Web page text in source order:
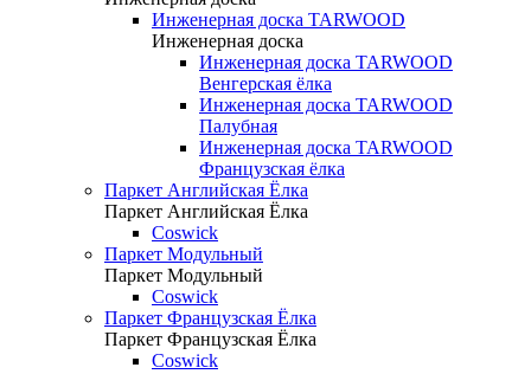
Инженерная доска TARWOOD
Инженерная доска
Инженерная доска TARWOOD
Венгерская ёлка
Инженерная доска TARWOOD
Палубная
Инженерная доска TARWOOD
Французская ёлка
Паркет Английская Ёлка
Паркет Английская Ёлка
Coswick
Паркет Модульный
Паркет Модульный
Coswick
Паркет Французская Ёлка
Паркет Французская Ёлка
Coswick